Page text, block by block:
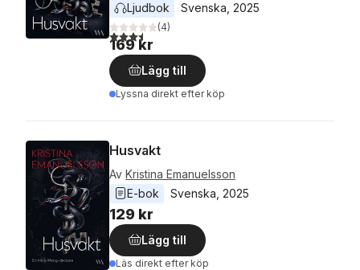
Ljudbok
Svenska 2025
3,5utav 5 stjärnor. Totalt antal röster:
(4)
169 kr
Lägg till
Lyssna direkt efter köp
Husvakt
Av Kristina Emanuelsson
E-bok
Svenska 2025
129 kr
Lägg till
Läs direkt efter köp